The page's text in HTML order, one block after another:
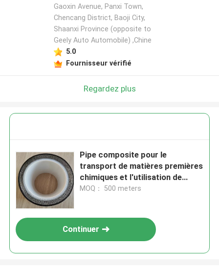
Gaoxin Avenue, Panxi Town,
Chencang District, Baoji City,
Shaanxi Province (opposite to
Geely Auto Automobile) ,Chine
5.0
Fournisseur vérifié
Regardez plus
Pipe composite pour le
transport de matières premières
chimiques et l'utilisation de
l'énergie
MOQ： 500 meters
Continuer